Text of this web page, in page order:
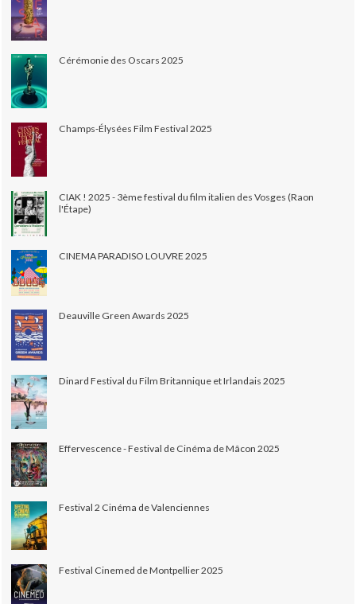
Cérémonie des Oscars 2025
Champs-Élysées Film Festival 2025
CIAK ! 2025 - 3ème festival du film italien des Vosges (Raon
l'Étape)
CINEMA PARADISO LOUVRE 2025
Deauville Green Awards 2025
Dinard Festival du Film Britannique et Irlandais 2025
Effervescence - Festival de Cinéma de Mâcon 2025
Festival 2 Cinéma de Valenciennes
Festival Cinemed de Montpellier 2025